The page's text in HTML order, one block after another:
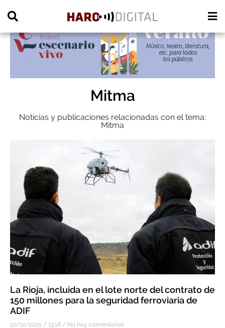
Mitma
Noticias y publicaciones relacionadas con el tema:
Mitma
La Rioja, incluida en el lote norte del contrato de
150 millones para la seguridad ferroviaria de
ADIF
22/12/2025 13:18 No hay comentarios